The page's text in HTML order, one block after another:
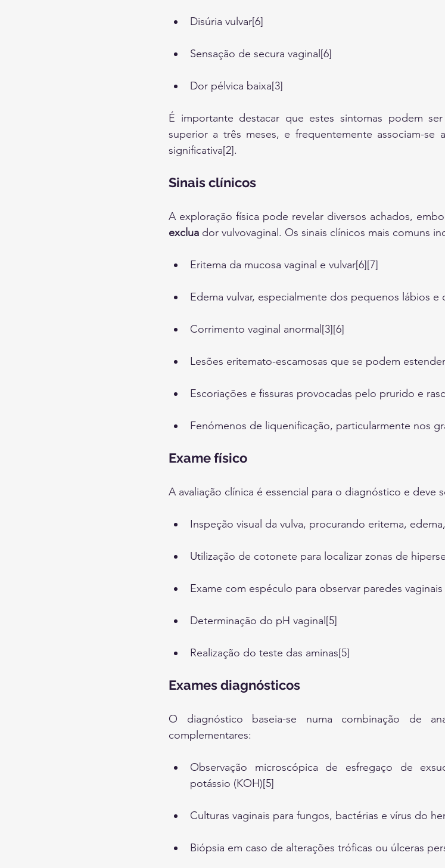
Disúria vulvar[6]
Sensação de secura vaginal[6]
Dor pélvica baixa[3]
É importante destacar que estes sintomas podem
superior a três meses, e frequentemente associam-se
significativa[2].
Sinais clínicos
A exploração física pode revelar diversos achados,
exclua dor vulvovaginal. Os sinais clínicos mais comuns
Eritema da mucosa vaginal e vulvar[6][7]
Edema vulvar, especialmente dos pequenos lábios e
Corrimento vaginal anormal[3][6]
Lesões eritemato-escamosas que se podem
Escoriações e fissuras provocadas pelo prurido e
Fenómenos de liquenificação, particularmente nos
Exame físico
A avaliação clínica é essencial para o diagnóstico e deve
Inspeção visual da vulva, procurando eritema,
Utilização de cotonete para localizar zonas de
Exame com espéculo para observar paredes
Determinação do pH vaginal[5]
Realização do teste das aminas[5]
Exames diagnósticos
O diagnóstico baseia-se numa combinação de
complementares:
Observação microscópica de esfregaço de
potássio (KOH)[5]
Culturas vaginais para fungos, bactérias e vírus do
Biópsia em caso de alterações tróficas ou úlceras